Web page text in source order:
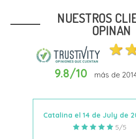
NUESTROS
OPINAN
9.8/10 más de
Catalina el 14 de July de
5/5